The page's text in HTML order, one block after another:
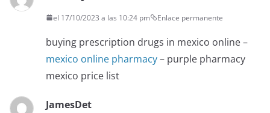
el 17/10/2023 a las 10:24 pm Enlace permanente
buying prescription drugs in mexico online –
mexico online pharmacy– purple pharmacy
mexico price list
JamesDet